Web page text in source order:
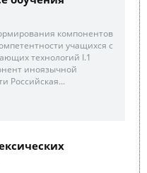
компонентов
учащихся с
технологий I.1
иноязычной
Российская...